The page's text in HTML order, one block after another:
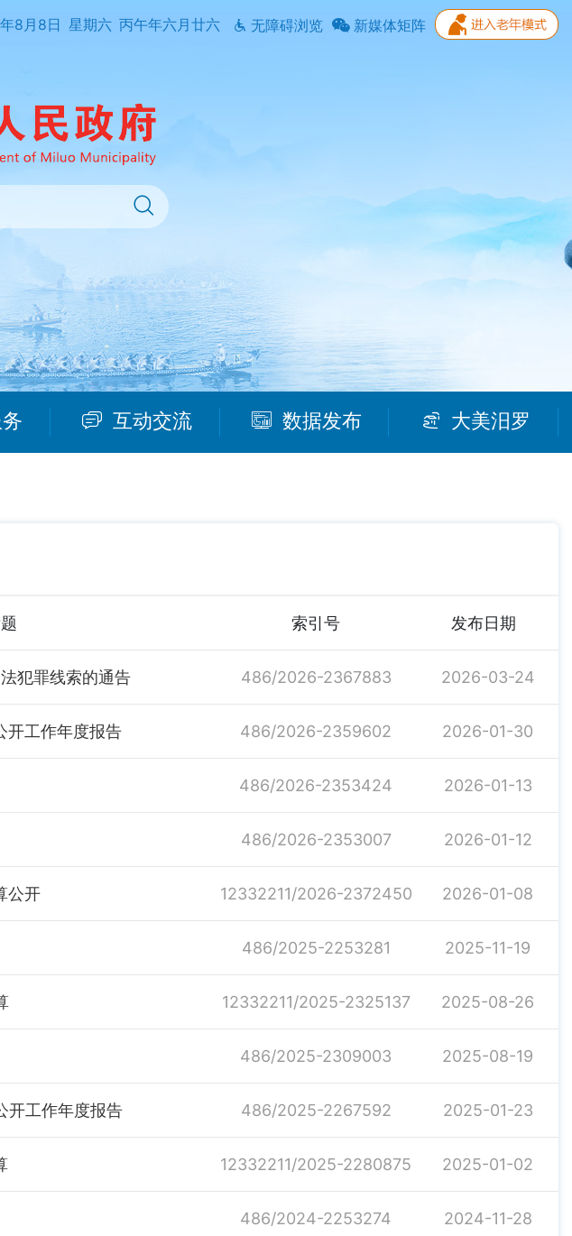
8月8日 星期六 丙午年六月廿六 无障碍浏览 新媒体矩阵
互动交流 数据发布 大美汨罗
索引号 发布日期
犯罪线索的通告 486/2026-2367883 2026-03-24
开工作年度报告 486/2026-2359602 2026-01-30
486/2026-2353424 2026-01-13
486/2026-2353007 2026-01-12
公开 12332211/2026-2372450 2026-01-08
486/2025-2253281 2025-11-19
12332211/2025-2325137 2025-08-26
486/2025-2309003 2025-08-19
开工作年度报告 486/2025-2267592 2025-01-23
12332211/2025-2280875 2025-01-02
486/2024-2253274 2024-11-28